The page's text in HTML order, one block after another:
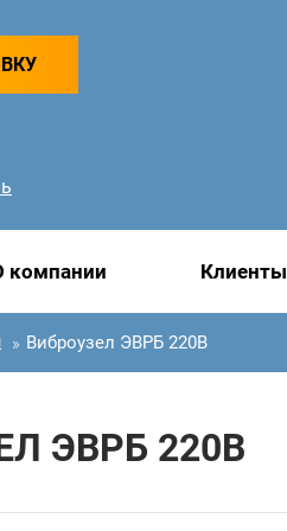
компании Клиенты
» Виброузел ЭВРБ 220В
ЭВРБ 220В